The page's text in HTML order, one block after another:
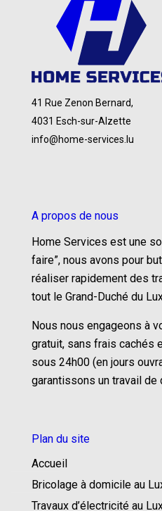
41 Rue Zenon Bernard,
4031 Esch-sur-Alzette
info@home-services.lu
A propos de nous
Home Services est une
faire”, nous avons pour
réaliser rapidement des
tout le Grand-Duché du
Nous nous engageons à
gratuit, sans frais cachés
sous 24h00 (en jours
garantissons un travail de
Plan du site
Accueil
Bricolage à domicile au
Travaux d’électricité au